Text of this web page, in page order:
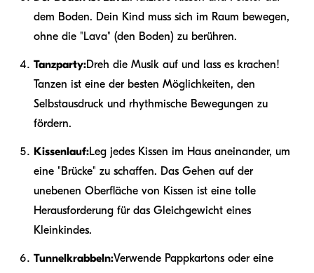
dem Boden. Dein Kind muss sich im Raum bewegen,
ohne die "Lava" (den Boden) zu berühren.
Tanzparty:Dreh die Musik auf und lass es krachen!
Tanzen ist eine der besten Möglichkeiten, den
Selbstausdruck und rhythmische Bewegungen zu
fördern.
Kissenlauf:Leg jedes Kissen im Haus aneinander, um
eine "Brücke" zu schaffen. Das Gehen auf der
unebenen Oberfläche von Kissen ist eine tolle
Herausforderung für das Gleichgewicht eines
Kleinkindes.
Tunnelkrabbeln:Verwende Pappkartons oder eine